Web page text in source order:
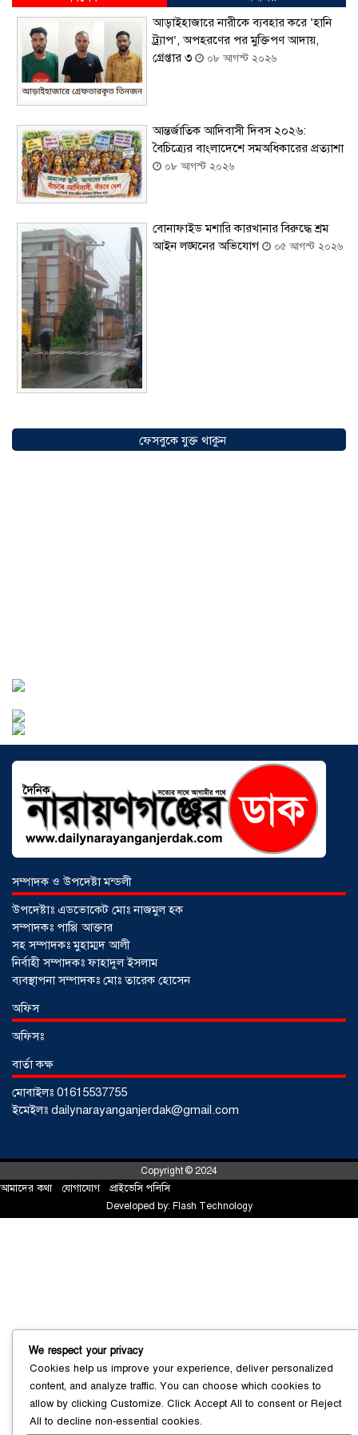
আড়াইহাজারে নারীকে ব্যবহার করে ‘হানি
ট্র্যাপ’, অপহরণের পর মুক্তিপণ আদায়,
গ্রেপ্তার ৩
০৮ আগস্ট ২০২৬
আন্তর্জাতিক আদিবাসী দিবস ২০২৬:
বৈচিত্র্যের বাংলাদেশে সমঅধিকারের প্রত্যাশা
০৮ আগস্ট ২০২৬
বোনাফাইড মশারি কারখানার বিরুদ্ধে শ্রম
আইন লঙ্ঘনের অভিযোগ
০৫ আগস্ট ২০২৬
অগ্রযাত্রায় নতুন অধ্যায়, উদ্বোধন হলো ‘শিফা
মোহাম্মদিয়া ফিশারিজ’
০৫ আগস্ট ২০২৬
শর্টগান
০৩ আগস্ট ২০২৬
সোনারগাঁয়ে পরিত্যক্ত উন্নয়ন প্রকল্প:
ঠিকাদারের গাফিলতি নাকি তদারকির অভাব
ফেসবুকে যুক্ত থাকুন
সম্পাদক ও উপদেষ্টা মন্ডলী
উপদেষ্টাঃ এডভোকেট মোঃ নাজমুল হক
সম্পাদকঃ পাপ্পি আক্তার
সহ সম্পাদকঃ মুহাম্মদ আলী
নির্বাহী সম্পাদকঃ ফাহাদুল ইসলাম
ব্যবস্থাপনা সম্পাদকঃ মোঃ তারেক হোসেন
অফিস
অফিসঃ
বার্তা কক্ষ
মোবাইলঃ 01615537755
ইমেইলঃ dailynarayanganjerdak@gmail.com
Copyright © 2024
আমাদের কথা যোগাযোগ প্রাইভেসি পলিসি
Developed by: Flash Technology
We respect your privacy
Cookies help us improve your experience, deliver personalized
content, and analyze traffic. You can choose which cookies to
allow by clicking Customize. Click Accept All to consent orReject
All to decline non-essential cookies.